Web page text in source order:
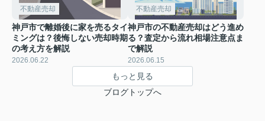
不動産売却
神戸市で離婚後に家を売るタイ
ミングは？後悔しない売却時期
の考え方を解説
2026.06.22
不動産売却
神戸市の不動産売却はどう進め
る？査定から流れ相場注意点ま
で解説
2026.06.15
もっと見る
ブログトップへ